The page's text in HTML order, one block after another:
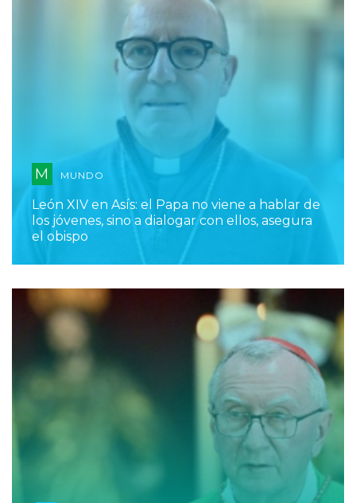
M MUNDO
León XIV en Asís: el Papa no viene a hablar de
los jóvenes, sino a dialogar con ellos, asegura
el obispo